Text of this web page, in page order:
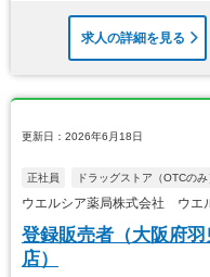
求人の詳細を見る
更新日：2026年6月18日
正社員 ドラッグストア（OTCのみ
ウエルシア薬局株式会社 ウエ
登録販売者（大阪府
店）